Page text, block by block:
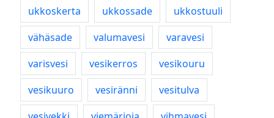
ukkoskerta
ukkossade
ukkostuuli
vähäsade
valumavesi
varavesi
varisvesi
vesikerros
vesikouru
vesikuuro
vesiränni
vesitulva